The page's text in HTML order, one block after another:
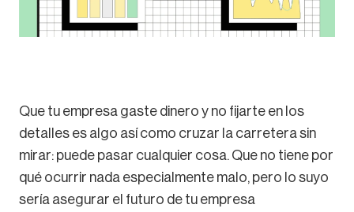
Que tu empresa gaste dinero y no fijarte en los
detalles es algo así como cruzar la carretera sin
mirar: puede pasar cualquier cosa. Que no tiene por
qué ocurrir nada especialmente malo, pero lo suyo
sería asegurar el futuro de tu empresa